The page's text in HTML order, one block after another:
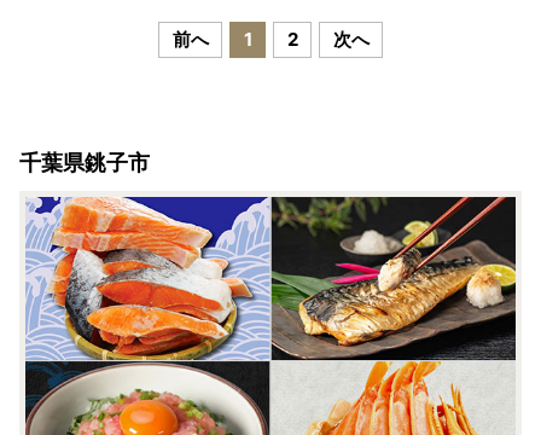
前へ 1 2 次へ
千葉県銚子市